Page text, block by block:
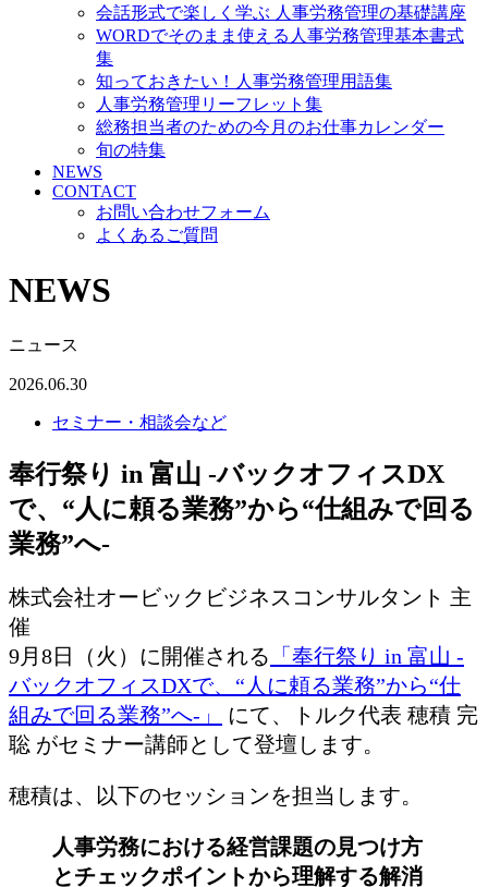
会話形式で楽しく学ぶ 人事労務管理の基礎講座
WORDでそのまま使える人事労務管理基本書式
集
知っておきたい！人事労務管理用語集
人事労務管理リーフレット集
総務担当者のための今月のお仕事カレンダー
旬の特集
NEWS
CONTACT
お問い合わせフォーム
よくあるご質問
NEWS
ニュース
2026.06.30
セミナー・相談会など
奉行祭り in 富山 -バックオフィスDX
で、“人に頼る業務”から“仕組みで回る
業務”へ-
株式会社オービックビジネスコンサルタント 主
催
9月8日（火）に開催される 「奉行祭り in 富山 -
バックオフィスDXで、“人に頼る業務”から“仕
組みで回る業務”へ-」
にて、トルク代表 穂積 完
聡 がセミナー講師として登壇します。
穂積は、以下のセッションを担当します。
人事労務における経営課題の見つけ方
とチェックポイントから理解する解消